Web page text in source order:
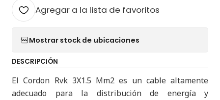
Agregar a la lista de favoritos
Mostrar stock de ubicaciones
DESCRIPCIÓN
El Cordon Rvk 3X1.5 Mm2 es un cable altamente
adecuado para la distribución de energía y